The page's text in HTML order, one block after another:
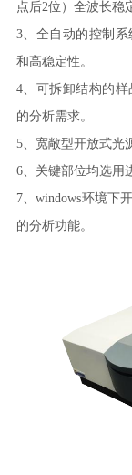
点后2位）全波长稳
3、全自动的控制
和高稳定性。
4、可拆卸结构的
的分析需求。
5、宽敞型开放式光
6、关键部位均选用
7、windows环境下
的分析功能。